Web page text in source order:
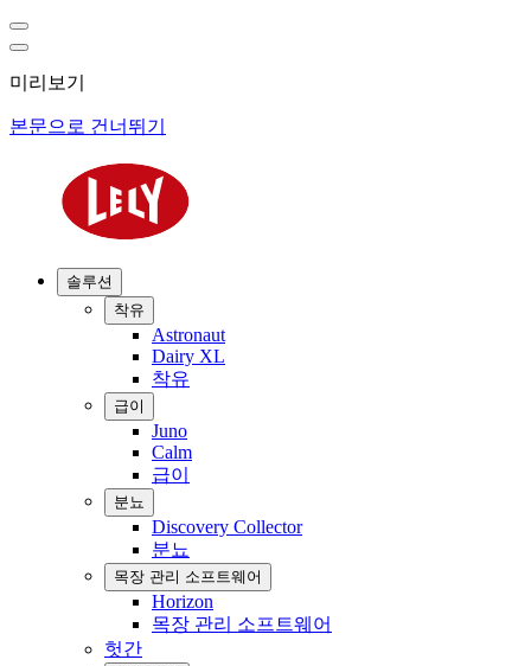
미리보기
본문으로 건너뛰기
솔루션
착유
Astronaut
Dairy XL
착유
급이
Juno
Calm
급이
분뇨
Discovery Collector
분뇨
목장 관리 소프트웨어
Horizon
목장 관리 소프트웨어
헛간